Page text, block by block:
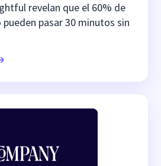
revelan que el 60% de
pasar 30 minutos sin